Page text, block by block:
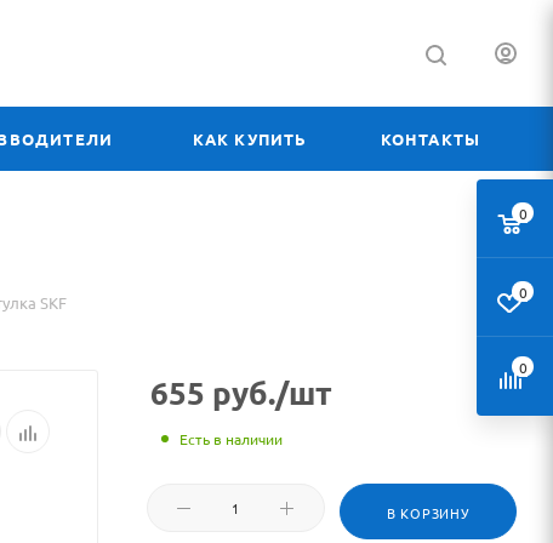
КАК КУПИТЬ КОНТАКТЫ
SKF
655 руб./шт
Есть в наличии
В КОРЗИНУ
0
0
0